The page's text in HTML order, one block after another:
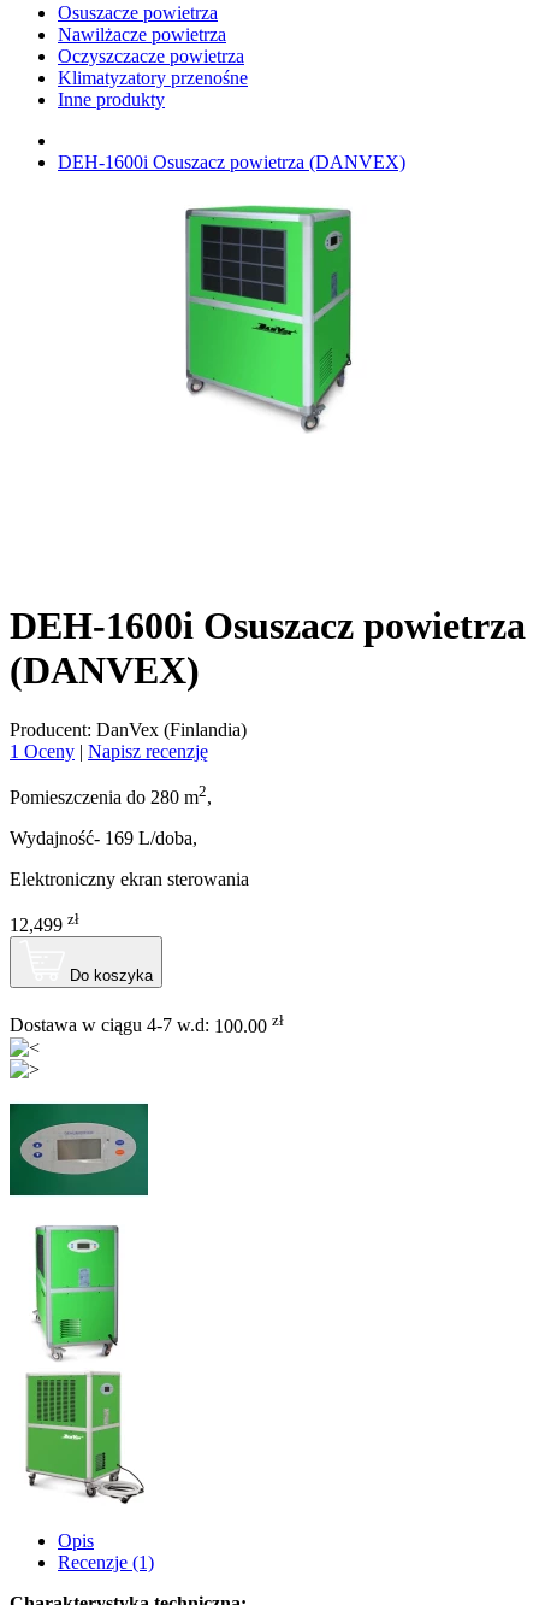
Osuszacze powietrza
Nawilżacze powietrza
Oczyszczacze powietrza
Klimatyzatory przenośne
Inne produkty
DEH-1600i Osuszacz powietrza (DANVEX)
DEH-1600i Osuszacz powietrza
(DANVEX)
Producent: DanVex (Finlandia)
1 Oceny | Napisz recenzję
Pomieszczenia do 280 m2,
Wydajność- 169 L/doba,
Elektroniczny ekran sterowania
12,499 zł
Do koszyka
Dostawa w ciągu 4-7 w.d: 100.00 zł
Opis
Recenzje (1)